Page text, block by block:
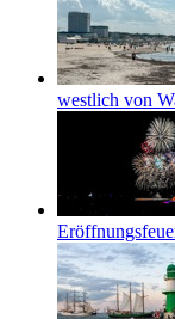
westlich von